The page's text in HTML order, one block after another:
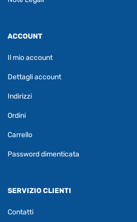
ACCOUNT
Il mio account
Dettagli account
Indirizzi
Ordini
Carrello
Password dimenticata
SERVIZIO CLIENTI
Contatti